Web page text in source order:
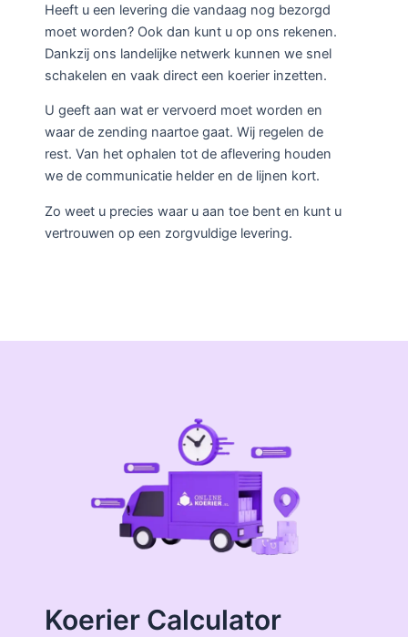
Heeft u een levering die vandaag nog bezorgd
moet worden? Ook dan kunt u op ons rekenen.
Dankzij ons landelijke netwerk kunnen we snel
schakelen en vaak direct een koerier inzetten.
U geeft aan wat er vervoerd moet worden en
waar de zending naartoe gaat. Wij regelen de
rest. Van het ophalen tot de aflevering houden
we de communicatie helder en de lijnen kort.
Zo weet u precies waar u aan toe bent en kunt u
vertrouwen op een zorgvuldige levering.
Koerier Calculator